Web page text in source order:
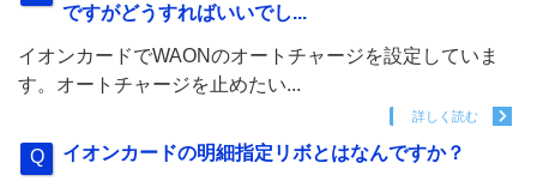
ですがどうすればいいでし...
イオンカードでWAONのオートチャージを設定していま
す。オートチャージを止めたい...
詳しく読む
イオンカードの明細指定リボとはなんですか？